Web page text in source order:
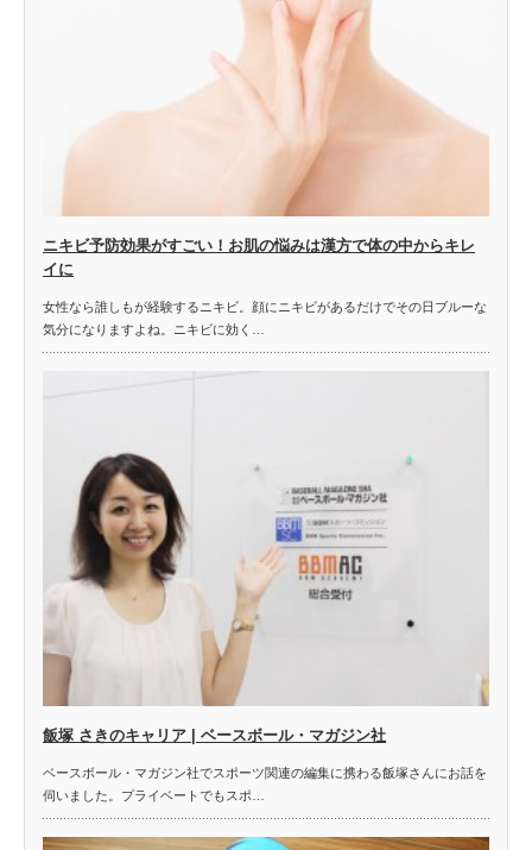
ニキビ予防効果がすごい！お肌の悩みは漢方で体の中からキレ
イに
女性なら誰しもが経験するニキビ。顔にニキビがあるだけでその日ブルーな
気分になりますよね。ニキビに効く…
飯塚 さきのキャリア | ベースボール・マガジン社
ベースボール・マガジン社でスポーツ関連の編集に携わる飯塚さんにお話を
伺いました。プライベートでもスポ…